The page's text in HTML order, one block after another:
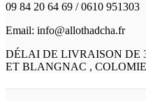
09 84 20 64 69 / 0610 951303
Email: info@allothadcha.fr
DÉLAI DE LIVRAISON DE
ET BLANGNAC ,